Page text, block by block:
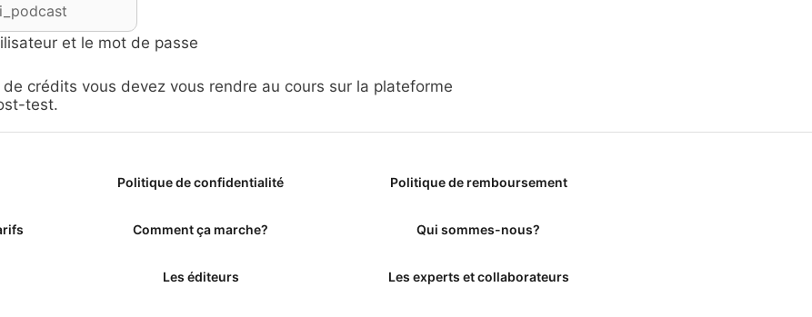
et le mot de passe
crédits vous devez vous rendre au cours sur la plateforme
test.
Politique de confidentialité Politique de remboursement
Comment ça marche? Qui sommes-nous?
Les éditeurs Les experts et collaborateurs